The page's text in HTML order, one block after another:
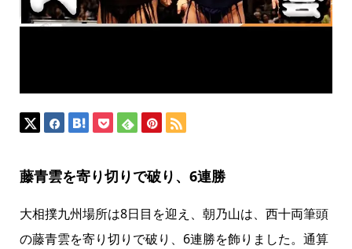
藤青雲を寄り切りで破り、6連勝
大相撲九州場所は8日目を迎え、朝乃山は、西十両筆頭
の藤青雲を寄り切りで破り、6連勝を飾りました。通算